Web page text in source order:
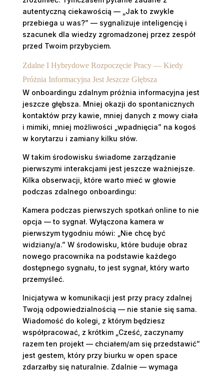
autentyczną ciekawością — „Jak to zwykle
przebiega u was?” — sygnalizuje inteligencję i
szacunek dla wiedzy zgromadzonej przez zespół
przed Twoim przybyciem.
Zdalne I Hybrydowe Rozpoczęcie Pracy — Kiedy
Próżnia Informacyjna Jest Jeszcze Głębsza
W onboardingu zdalnym próżnia informacyjna jest
jeszcze głębsza. Mniej okazji do spontanicznych
kontaktów przy kawie, mniej danych z mowy ciała
i mimiki, mniej możliwości „wpadnięcia” na kogoś
w korytarzu i zamiany kilku słów.
W takim środowisku świadome zarządzanie
pierwszymi interakcjami jest jeszcze ważniejsze.
Kilka obserwacji, które warto mieć w głowie
podczas zdalnego onboardingu:
Kamera podczas pierwszych spotkań online to nie
opcja — to sygnał. Wyłączona kamera w
pierwszym tygodniu mówi: „Nie chcę być
widziany/a.” W środowisku, które buduje obraz
nowego pracownika na podstawie każdego
dostępnego sygnału, to jest sygnał, który warto
przemyśleć.
Inicjatywa w komunikacji jest przy pracy zdalnej
Twoją odpowiedzialnością — nie stanie się sama.
Wiadomość do kolegi, z którym będziesz
współpracować, z krótkim „Cześć, zaczynamy
razem ten projekt — chciałem/am się przedstawić”
jest gestem, który przy biurku w open space
zdarzałby się naturalnie. Zdalnie — wymaga